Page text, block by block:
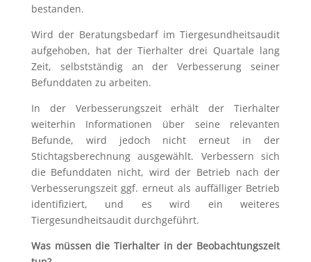
bestanden.
Wird der Beratungsbedarf im Tiergesundheitsaudit
aufgehoben, hat der Tierhalter drei Quartale lang
Zeit, selbstständig an der Verbesserung seiner
Befunddaten zu arbeiten.
In der Verbesserungszeit erhält der Tierhalter
weiterhin Informationen über seine relevanten
Befunde, wird jedoch nicht erneut in der
Stichtagsberechnung ausgewählt. Verbessern sich
die Befunddaten nicht, wird der Betrieb nach der
Verbesserungszeit ggf. erneut als auffälliger Betrieb
identifiziert, und es wird ein weiteres
Tiergesundheitsaudit durchgeführt.
Was müssen die Tierhalter in der Beobachtungszeit